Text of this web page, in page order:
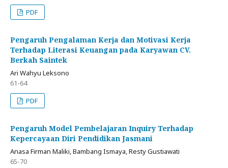
PDF
Pengaruh Pengalaman Kerja dan Motivasi Kerja
Terhadap Literasi Keuangan pada Karyawan CV.
Berkah Saintek
Ari Wahyu Leksono
61-64
PDF
Pengaruh Model Pembelajaran Inquiry Terhadap
Kepercayaan Diri Pendidikan Jasmani
Anasa Firman Maliki, Bambang Ismaya, Resty Gustiawati
65-70